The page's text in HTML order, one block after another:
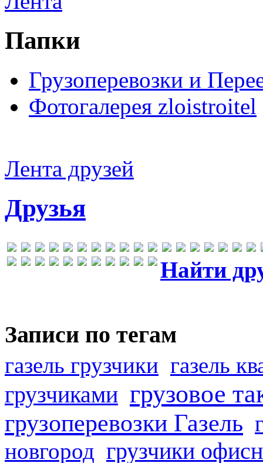
Папки
Грузоперевозки и
Фотогалерея zloistroitel
Лента друзей
Друзья
Найти
Записи по тегам
газель грузчики газель
грузчиками грузовое
грузоперевозки Газель
новгород грузчики